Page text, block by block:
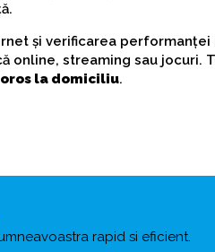
și verificarea
online, streaming sau jocuri.
la domiciliu.
rapid si eficient.